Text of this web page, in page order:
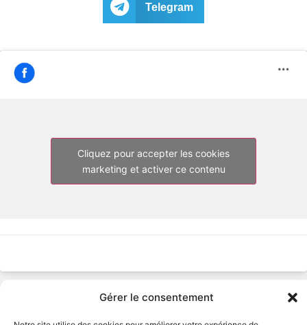
Gérer le consentement
Telegram
Cliquez pour accepter les cookies
marketing et activer ce contenu